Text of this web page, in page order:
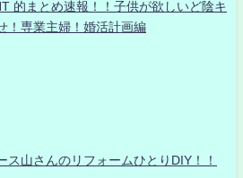
的まとめ速報！！子供が欲しいど陰キ
！専業主婦！婚活計画編
ス山さんのリフォームひとりDIY！！